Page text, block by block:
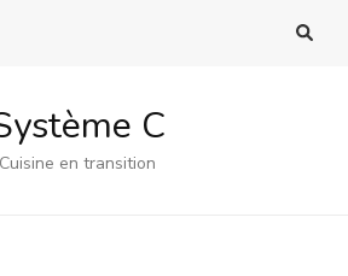
C
Cuisine en transition